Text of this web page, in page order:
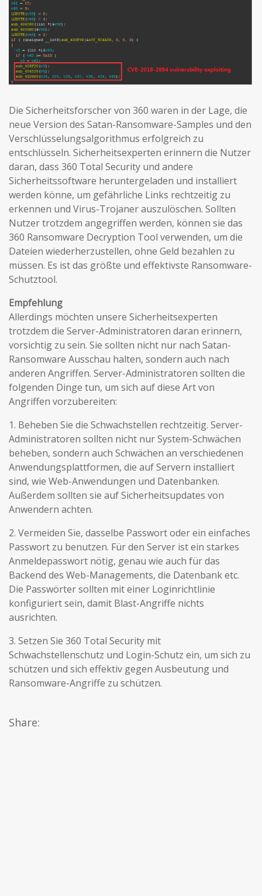
Die Sicherheitsforscher von 360 waren in der Lage, die
neue Version des Satan-Ransomware-Samples und den
Verschlüsselungsalgorithmus erfolgreich zu
entschlüsseln. Sicherheitsexperten erinnern die Nutzer
daran, dass 360 Total Security und andere
Sicherheitssoftware heruntergeladen und installiert
werden könne, um gefährliche Links rechtzeitig zu
erkennen und Virus-Trojaner auszulöschen. Sollten
Nutzer trotzdem angegriffen werden, können sie das
360 Ransomware Decryption Tool verwenden, um die
Dateien wiederherzustellen, ohne Geld bezahlen zu
müssen. Es ist das größte und effektivste Ransomware-
Schutztool.
Empfehlung
Allerdings möchten unsere Sicherheitsexperten
trotzdem die Server-Administratoren daran erinnern,
vorsichtig zu sein. Sie sollten nicht nur nach Satan-
Ransomware Ausschau halten, sondern auch nach
anderen Angriffen. Server-Administratoren sollten die
folgenden Dinge tun, um sich auf diese Art von
Angriffen vorzubereiten:
1. Beheben Sie die Schwachstellen rechtzeitig. Server-
Administratoren sollten nicht nur System-Schwächen
beheben, sondern auch Schwächen an verschiedenen
Anwendungsplattformen, die auf Servern installiert
sind, wie Web-Anwendungen und Datenbanken.
Außerdem sollten sie auf Sicherheitsupdates von
Anwendern achten.
2. Vermeiden Sie, dasselbe Passwort oder ein einfaches
Passwort zu benutzen. Für den Server ist ein starkes
Anmeldepasswort nötig, genau wie auch für das
Backend des Web-Managements, die Datenbank etc.
Die Passwörter sollten mit einer Loginrichtlinie
konfiguriert sein, damit Blast-Angriffe nichts
ausrichten.
3. Setzen Sie 360 Total Security mit
Schwachstellenschutz und Login-Schutz ein, um sich zu
schützen und sich effektiv gegen Ausbeutung und
Ransomware-Angriffe zu schützen.
Share: